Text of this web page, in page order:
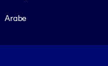
Arabe